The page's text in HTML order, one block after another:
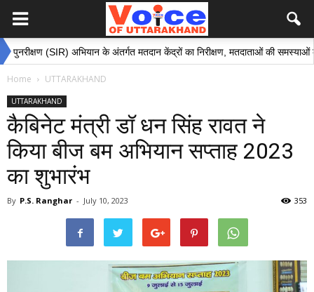
(SIR) अभियान के अंतर्गत मतदान केंद्रों का निरीक्षण, मतदाताओं की समस्याओं के समाधान
Home UTTARAKHAND
UTTARAKHAND
कैबिनेट मंत्री डॉ धन सिंह रावत ने
किया बीज बम अभियान सप्ताह 2023
का शुभारंभ
By P.S. Ranghar - July 10, 2023 353